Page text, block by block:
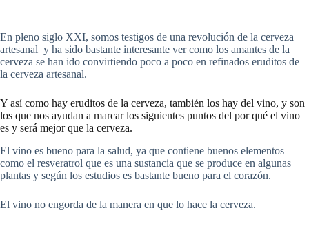
En pleno siglo XXI, somos testigos de una revolución de la cerveza
artesanal y ha sido bastante interesante ver como los amantes de la
cerveza se han ido convirtiendo poco a poco en refinados eruditos de
la cerveza artesanal.
Y así como hay eruditos de la cerveza, también los hay del vino, y son
los que nos ayudan a marcar los siguientes puntos del por qué el vino
es y será mejor que la cerveza.
El vino es bueno para la salud, ya que contiene buenos elementos
como el resveratrol que es una sustancia que se produce en algunas
plantas y según los estudios es bastante bueno para el corazón.
El vino no engorda de la manera en que lo hace la cerveza.